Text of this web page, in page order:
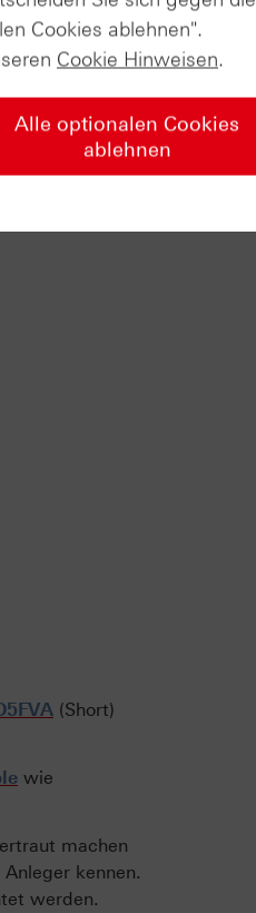
dem
bezeichneten
„Daily
des Aprilhochs
(Short)
wie
machen
kennen.
werden.
Cookies ablehnen".
Cookie Hinweisen.
Alle optionalen Cookies
ablehnen